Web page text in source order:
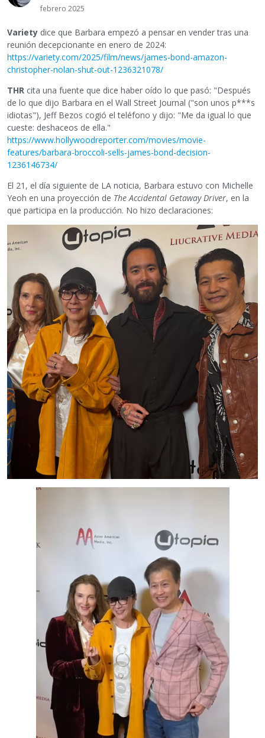
febrero 2025
Variety dice que Barbara empezó a pensar en vender tras una
reunión decepcionante en enero de 2024:
https://variety.com/2025/film/news/james-bond-amazon-
christopher-nolan-shut-out-1236321078/
THR cita una fuente que dice haber oído lo que pasó: "Después
de lo que dijo Barbara en el Wall Street Journal ("son unos p***s
idiotas"), Jeff Bezos cogió el teléfono y dijo: "Me da igual lo que
cueste: deshaceos de ella."
https://www.hollywoodreporter.com/movies/movie-
features/barbara-broccoli-sells-james-bond-decision-
1236146734/
El 21, el día siguiente de LA noticia, Barbara estuvo con Michelle
Yeoh en una proyección de The Accidental Getaway Driver, en la
que participa en la producción. No hizo declaraciones: